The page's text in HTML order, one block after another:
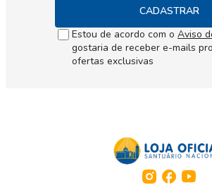
CADASTRAR
Estou de acordo com o Aviso
gostaria de receber e-mails
ofertas exclusivas